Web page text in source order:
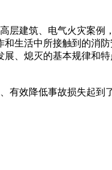
建筑、电气火灾案例
生活中所接触到的消
、熄灭的基本规律和
有效降低事故损失起到